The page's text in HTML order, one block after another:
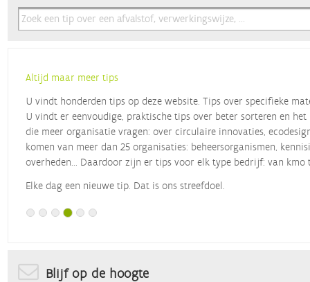
Altijd maar meer tips
U vindt honderden tips op deze website. Tips over specifieke
U vindt er eenvoudige, praktische tips over beter sorteren en
die meer organisatie vragen: over circulaire innovaties,
komen van meer dan 25 organisaties: beheersorganismen,
overheden... Daardoor zijn er tips voor elk type bedrijf: van
Elke dag een nieuwe tip. Dat is ons streefdoel.
Blijf op de hoogte